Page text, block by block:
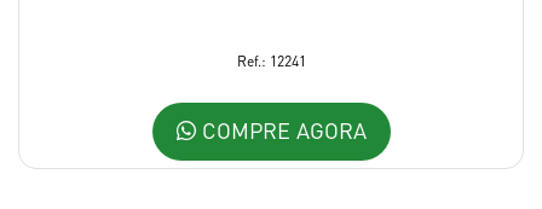
Ref.: 12241
COMPRE AGORA